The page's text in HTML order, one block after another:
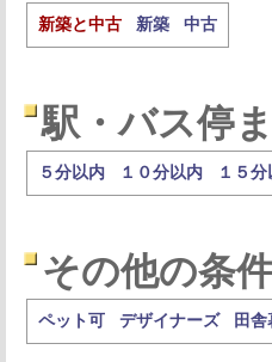
新築と中古 新築 中古
駅・バス停
５分以内 １０分以内 １５分
その他の条
ペット可 デザイナーズ 田舎